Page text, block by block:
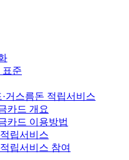
표준
거스름돈 적립서비스
카드 개요
카드 이용방법
립서비스
립서비스 참여